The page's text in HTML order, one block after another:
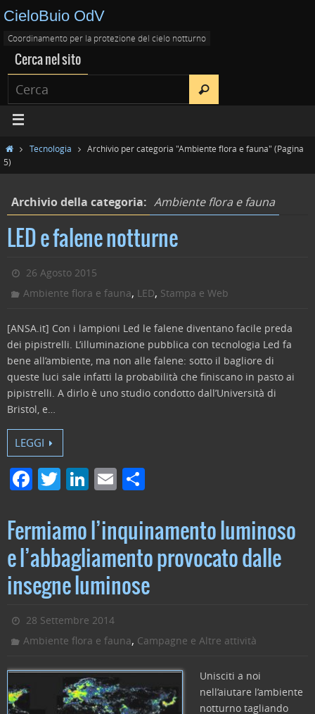
CieloBuio OdV
Coordinamento per la protezione del cielo notturno
Cerca nel sito
Tecnologia Archivio per categoria "Ambiente flora e fauna" (Pagina
5)
Archivio della categoria: Ambiente flora e fauna
LED e falene notturne
26 Agosto 2015
Ambiente flora e fauna, LED, Stampa e Web
[ANSA.it] Con i lampioni Led le falene diventano facile preda
dei pipistrelli. L’illuminazione pubblica con tecnologia Led fa
bene all’ambiente, ma non alle falene: sotto il bagliore di
queste luci sale infatti la probabilità che finiscano in pasto ai
pipistrelli. A dirlo è uno studio condotto dall’Università di
Bristol, e…
LEGGI
F
c
e
b
o
o
k
T
itt
er
Li
k
e
dI
n
E
ai
l
n
di
vi
di
Fermiamo l’inquinamento luminoso
e l’abbagliamento provocato dalle
insegne luminose
28 Settembre 2014
Ambiente flora e fauna, Campagne e Altre attività
Unisciti a noi
nell’aiutare l’ambiente
notturno tagliando